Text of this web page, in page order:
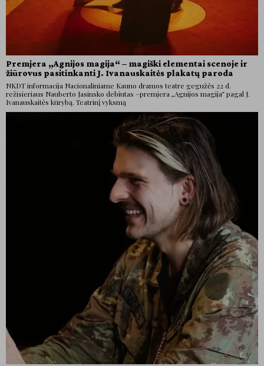
Premjera „Agnijos magija“ – magiški elementai scenoje ir
žiūrovus pasitinkanti J. Ivanauskaitės plakatų paroda
NKDT informacija Nacionaliniame Kauno dramos teatre gegužės 22 d.
režisieriaus Nauberto Jasinsko debiutas –premjera „Agnijos magija“ pagal J.
Ivanauskaitės kūrybą. Teatrinį vyksmą